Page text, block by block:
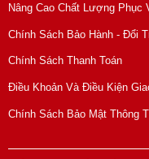
Nâng Cao Chất Lượng Phục
Chính Sách Bảo Hành - Đổi
Chính Sách Thanh Toán
Điều Khoản Và Điều Kiện
Chính Sách Bảo Mật Thông